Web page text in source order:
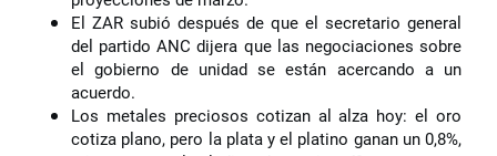
El ZAR subió después de que el secretario general
del partido ANC dijera que las negociaciones sobre
el gobierno de unidad se están acercando a un
acuerdo.
Los metales preciosos cotizan al alza hoy: el oro
cotiza plano, pero la plata y el platino ganan un 0,8%,